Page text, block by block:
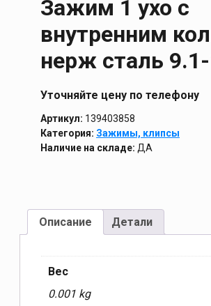
Зажим 1 ухо с
внутренним
нерж сталь
Уточняйте цену по телефону
Артикул: 139403858
Категория: Зажимы, клипсы
Наличие на складе: ДА
Описание Детали
Вес
0.001 kg